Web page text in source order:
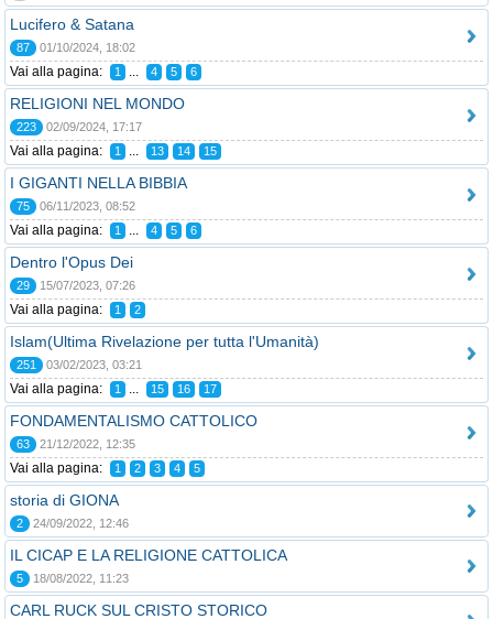
Lucifero & Satana
87 01/10/2024, 18:02
Vai alla pagina: 1 ... 4 5 6
RELIGIONI NEL MONDO
223 02/09/2024, 17:17
Vai alla pagina: 1 ... 13 14 15
I GIGANTI NELLA BIBBIA
75 06/11/2023, 08:52
Vai alla pagina: 1 ... 4 5 6
Dentro l'Opus Dei
29 15/07/2023, 07:26
Vai alla pagina: 1 2
Islam(Ultima Rivelazione per tutta l'Umanità)
251 03/02/2023, 03:21
Vai alla pagina: 1 ... 15 16 17
FONDAMENTALISMO CATTOLICO
63 21/12/2022, 12:35
Vai alla pagina: 1 2 3 4 5
storia di GIONA
2 24/09/2022, 12:46
IL CICAP E LA RELIGIONE CATTOLICA
5 18/08/2022, 11:23
CARL RUCK SUL CRISTO STORICO